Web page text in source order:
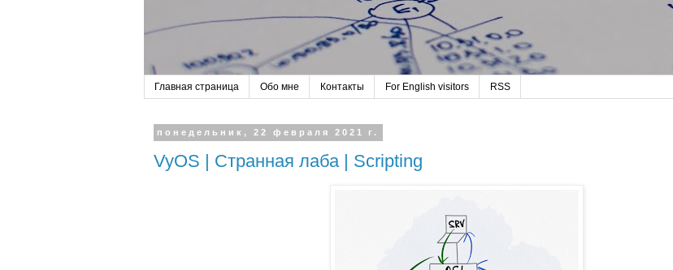
Главная страница Обо мне Контакты For English visitors RSS
понедельник, 22 февраля 2021 г.
VyOS | Странная лаба | Scripting